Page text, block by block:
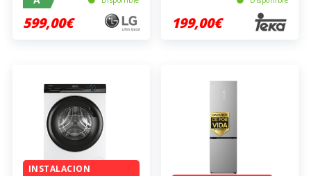
599,00€ 199,00€
INSTALACION